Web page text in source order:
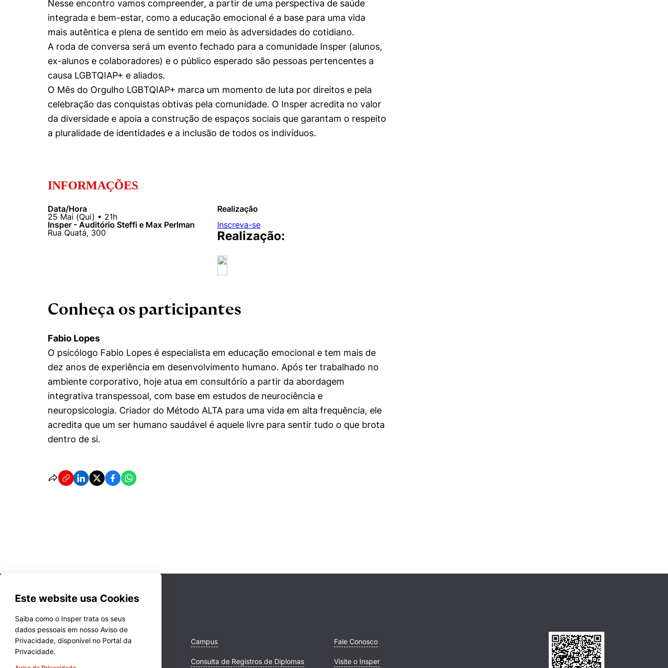
Conhecimento
Hub de Inovação e
Empreendedorismo
Trabalhe conosco
Sala de Imprensa
Repositório Institucional
Pesquisa na Graduação
Seminários Acadêmicos
Comitê de Ética em
Instagram
Nesse encontro vamos compreender, a partir de uma perspectiva de saúde
integrada e bem-estar, como a educação emocional é a base para uma vida
mais autêntica e plena de sentido em meio às adversidades do cotidiano.
A roda de conversa será um evento fechado para a comunidade Insper (alunos,
ex-alunos e colaboradores) e o público esperado são pessoas pertencentes a
causa LGBTQIAP+ e aliados.
O Mês do Orgulho LGBTQIAP+ marca um momento de luta por direitos e pela
celebração das conquistas obtivas pela comunidade. O Insper acredita no valor
da diversidade e apoia a construção de espaços sociais que garantam o respeito
a pluralidade de identidades e a inclusão de todos os indivíduos.
INFORMAÇÕES
Data/Hora
25 Mai (Qui) • 21h
Insper - Auditório Steffi e Max Perlman
Rua Quatá, 300
Realização
Inscreva-se
Realização:
Conheça os participantes
Fabio Lopes
O psicólogo Fabio Lopes é especialista em educação emocional e tem mais de
dez anos de experiência em desenvolvimento humano. Após ter trabalhado no
ambiente corporativo, hoje atua em consultório a partir da abordagem
integrativa transpessoal, com base em estudos de neurociência e
neuropsicologia. Criador do Método ALTA para uma vida em alta frequência, ele
acredita que um ser humano saudável é aquele livre para sentir tudo o que brota
dentro de si.
Este website usa Cookies
Saiba como o Insper trata os seus
dados pessoais em nosso Aviso de
Privacidade, disponível no Portal da
Privacidade.
Cookies estritamente necessários
Cursos Campus
Consulta de Registros de Diplomas
Fale Conosco
Visite o Insper